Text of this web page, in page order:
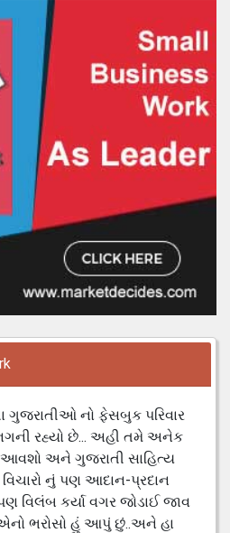
ગુજરાતીઓ નો ફેસબુક પરિવાર
રહ્યો છે... અહી તમે અનેક
આવશો અને ગુજરાતી સાહિત્ય
નું પણ આદાન-પ્રદાન
વિલંબ કર્યા વગર જોડાઈ જાવ
ભરોસો હું આપું છું..અને હા